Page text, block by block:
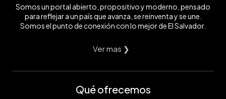
Somos un portal abierto, propositivo y moderno, pensado
para reflejar a un país que avanza, se reinventa y se une.
Somos el punto de conexión con lo mejor de El Salvador.
Ver mas ❯
Qué ofrecemos